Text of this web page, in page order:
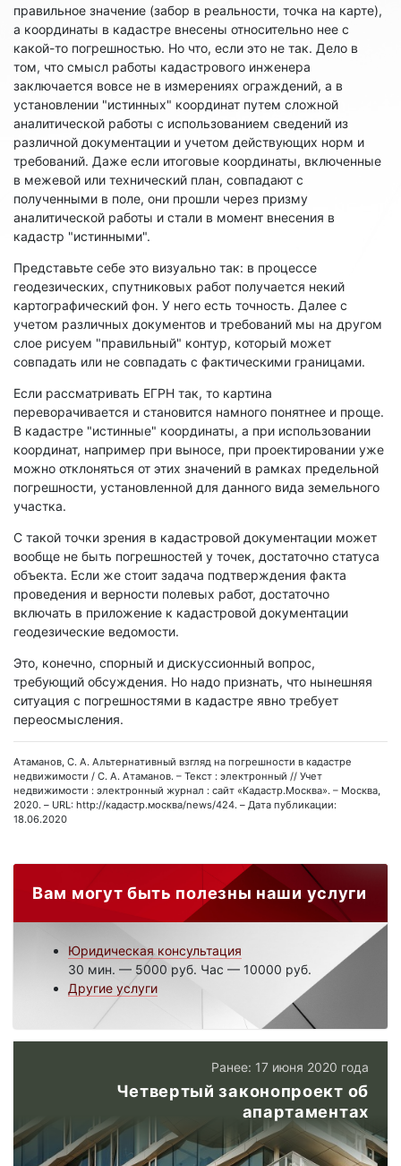
правильное значение (забор в реальности, точка на карте),
а координаты в кадастре внесены относительно нее с
какой-то погрешностью. Но что, если это не так. Дело в
том, что смысл работы кадастрового инженера
заключается вовсе не в измерениях ограждений, а в
установлении "истинных" координат путем сложной
аналитической работы с использованием сведений из
различной документации и учетом действующих норм и
требований. Даже если итоговые координаты, включенные
в межевой или технический план, совпадают с
полученными в поле, они прошли через призму
аналитической работы и стали в момент внесения в
кадастр "истинными".
Представьте себе это визуально так: в процессе
геодезических, спутниковых работ получается некий
картографический фон. У него есть точность. Далее с
учетом различных документов и требований мы на другом
слое рисуем "правильный" контур, который может
совпадать или не совпадать с фактическими границами.
Если рассматривать ЕГРН так, то картина
переворачивается и становится намного понятнее и проще.
В кадастре "истинные" координаты, а при использовании
координат, например при выносе, при проектировании уже
можно отклоняться от этих значений в рамках предельной
погрешности, установленной для данного вида земельного
участка.
С такой точки зрения в кадастровой документации может
вообще не быть погрешностей у точек, достаточно статуса
объекта. Если же стоит задача подтверждения факта
проведения и верности полевых работ, достаточно
включать в приложение к кадастровой документации
геодезические ведомости.
Это, конечно, спорный и дискуссионный вопрос,
требующий обсуждения. Но надо признать, что нынешняя
ситуация с погрешностями в кадастре явно требует
переосмысления.
Атаманов, С. А. Альтернативный взгляд на погрешности в кадастре
недвижимости / С. А. Атаманов. – Текст : электронный // Учет
недвижимости : электронный журнал : сайт «Кадастр.Москва». – Москва,
2020. – URL: http://кадастр.москва/news/424. – Дата публикации:
18.06.2020
Вам могут быть полезны наши услуги
Юридическая консультация
30 мин. — 5000 руб. Час — 10000 руб.
Другие услуги
Ранее: 17 июня 2020 года
Четвертый законопроект об
апартаментах